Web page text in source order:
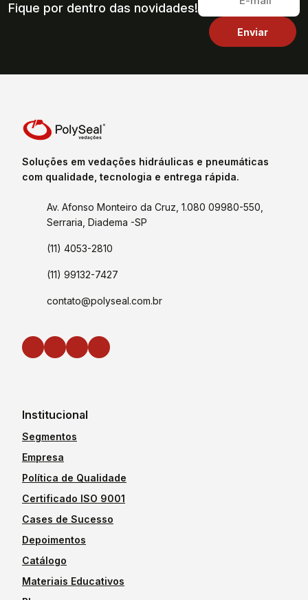
Fique por dentro das novidades!
Soluções em vedações hidráulicas e pneumáticas
com qualidade, tecnologia e entrega rápida.
Av. Afonso Monteiro da Cruz, 1.080 09980-550,
Serraria, Diadema -SP
(11) 4053-2810
(11) 99132-7427
contato@polyseal.com.br
Institucional
Segmentos
Empresa
Política de Qualidade
Certificado ISO 9001
Cases de Sucesso
Depoimentos
Catálogo
Materiais Educativos